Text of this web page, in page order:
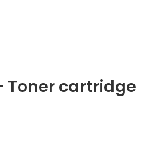
Toner cartridge